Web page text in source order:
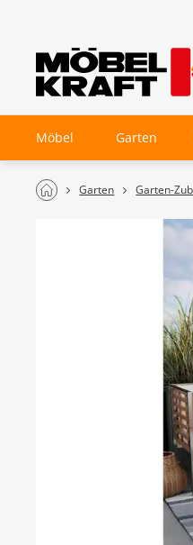
Möbel Garten
Garten Garten-